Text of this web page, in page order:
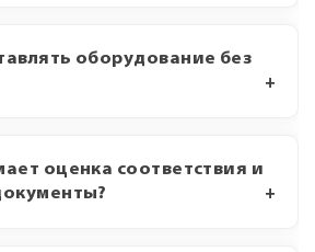
оборудование без
оценка соответствия и